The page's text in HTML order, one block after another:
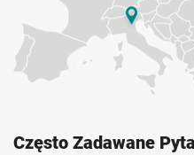
Często Zadawane